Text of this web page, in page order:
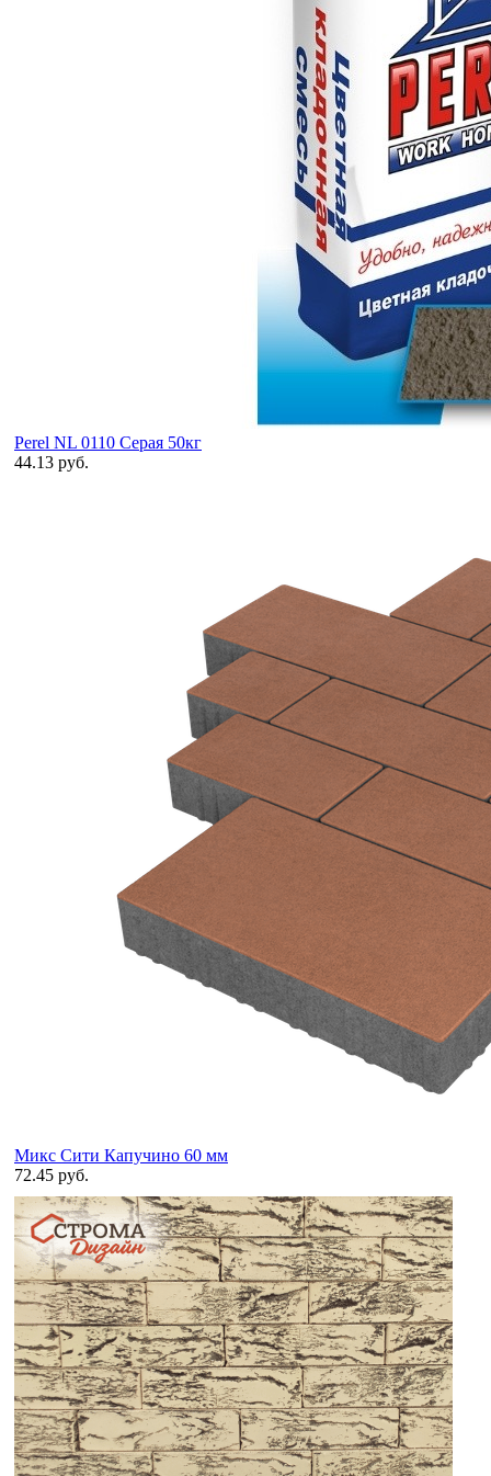
Perel NL 0110 Серая 50кг
44.13 руб.
Микс Сити Капучино 60 мм
72.45 руб.